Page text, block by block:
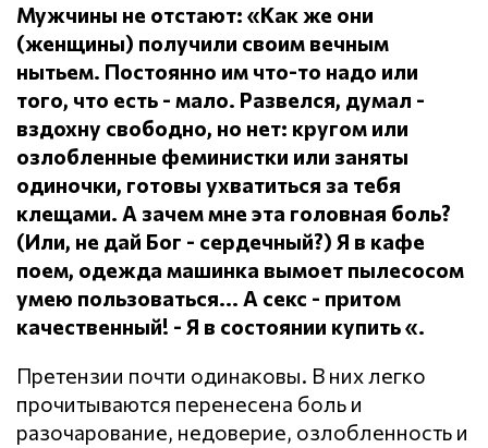
Мужчины не отстают: «Как же они
(женщины) получили своим вечным
нытьем. Постоянно им что-то надо или
того, что есть - мало. Развелся, думал -
вздохну свободно, но нет: кругом или
озлобленные феминистки или заняты
одиночки, готовы ухватиться за тебя
клещами. А зачем мне эта головная боль?
(Или, не дай Бог - сердечный?) Я в кафе
поем, одежда машинка вымоет пылесосом
умею пользоваться... А секс - притом
качественный! - Я в состоянии купить «.
Претензии почти одинаковы. В них легко
прочитываются перенесена боль и
разочарование, недоверие, озлобленность и